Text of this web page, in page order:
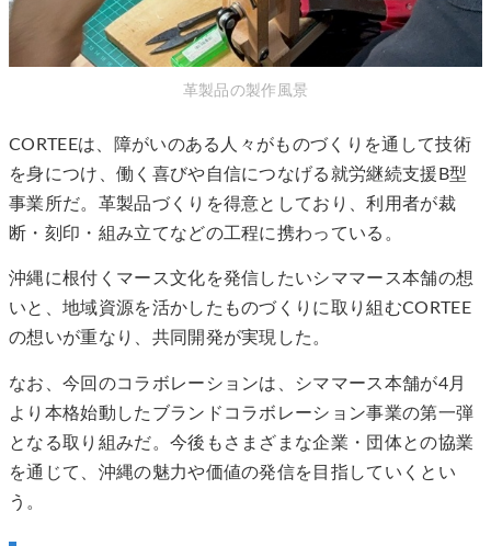
革製品の製作風景
CORTEEは、障がいのある人々がものづくりを通して技術
を身につけ、働く喜びや自信につなげる就労継続支援B型
事業所だ。革製品づくりを得意としており、利用者が裁
断・刻印・組み立てなどの工程に携わっている。
沖縄に根付くマース文化を発信したいシママース本舗の想
いと、地域資源を活かしたものづくりに取り組むCORTEE
の想いが重なり、共同開発が実現した。
なお、今回のコラボレーションは、シママース本舗が4月
より本格始動したブランドコラボレーション事業の第一弾
となる取り組みだ。今後もさまざまな企業・団体との協業
を通じて、沖縄の魅力や価値の発信を目指していくとい
う。